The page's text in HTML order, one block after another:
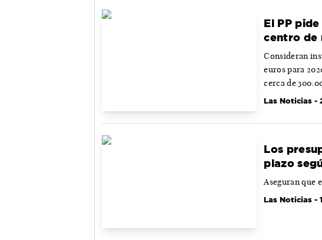
El PP
centro de
Consideran
euros para
cerca de
Las Noticias -
Los
plazo
Aseguran que
Las Noticias -